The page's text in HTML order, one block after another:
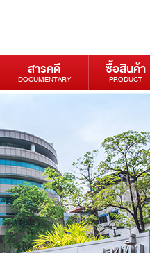
สารคดี
DOCUMENTARY
ซื้อสินค้า
PRODUCT